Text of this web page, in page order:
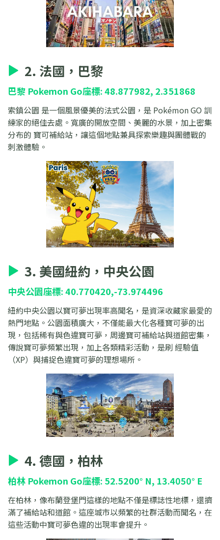
2. 法國，巴黎
巴黎 Pokemon Go座標: 48.877982, 2.351868
索鎮公園 是一個風景優美的法式公園，是 Pokémon GO 訓
練家的絕佳去處。寬廣的開放空間、美麗的水景，加上密集
分布的 寶可補給站，讓這個地點兼具探索樂趣與團體戰的
刺激體驗。
3. 美國紐約，中央公園
中央公園座標: 40.770420,-73.974496
紐約中央公園以寶可夢出現率高聞名，是資深收藏家最愛的
熱門地點。公園面積廣大，不僅能最大化各種寶可夢的出
現，包括稀有與色違寶可夢，周邊寶可補給站與道館密集，
傳說寶可夢頻繁出現，加上各類精彩活動，是刷 經驗值
（XP）與捕捉色違寶可夢的理想場所。
4. 德國，柏林
柏林 Pokemon Go座標: 52.5200° N, 13.4050° E
在柏林，像布蘭登堡門這樣的地點不僅是標誌性地標，還擠
滿了補給站和道館。這座城市以頻繁的社群活動而聞名，在
這些活動中寶可夢色違的出現率會提升。